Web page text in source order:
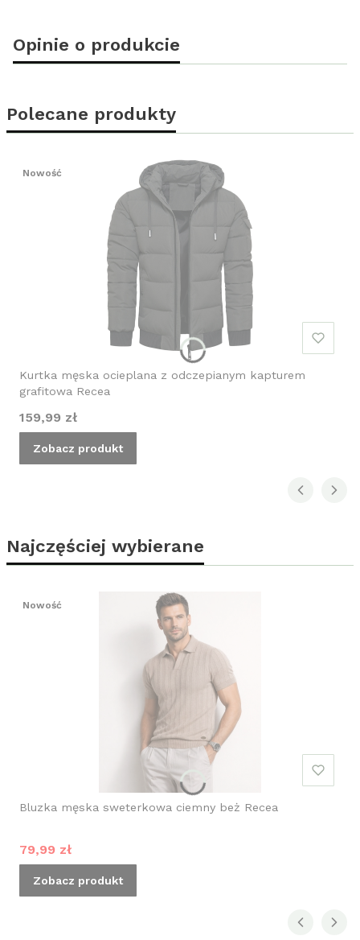
Opinie o produkcie
Polecane produkty
Nowość
Kurtka męska ocieplana z odczepianym kapturem
grafitowa Recea
Cena
159,99 zł
Zobacz produkt
Najczęściej wybierane
Nowość
Bluzka męska sweterkowa ciemny beż Recea
Cena promocyjna
79,99 zł
Zobacz produkt